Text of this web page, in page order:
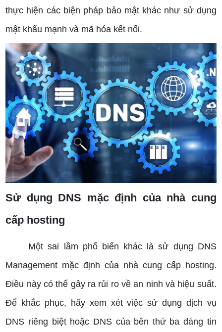
thực hiện các biện pháp bảo mật khác như sử dụng
mật khẩu mạnh và mã hóa kết nối.
Sử dụng DNS mặc định của nhà cung
cấp hosting
Một sai lầm phổ biến khác là sử dụng DNS
Management mặc định của nhà cung cấp hosting.
Điều này có thể gây ra rủi ro về an ninh và hiệu suất.
Để khắc phục, hãy xem xét việc sử dụng dịch vụ
DNS riêng biệt hoặc DNS của bên thứ ba đáng tin